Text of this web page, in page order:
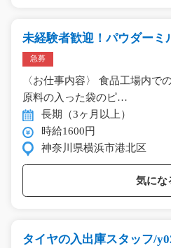
未経験者歓迎！パウダーミ
急募
〈お仕事内容〉 食品工場内で
原料の入った袋のピ…
長期（3ヶ月以上）
時給1600円
神奈川県横浜市港北区
気にな
タイヤの入出庫スタッフ/